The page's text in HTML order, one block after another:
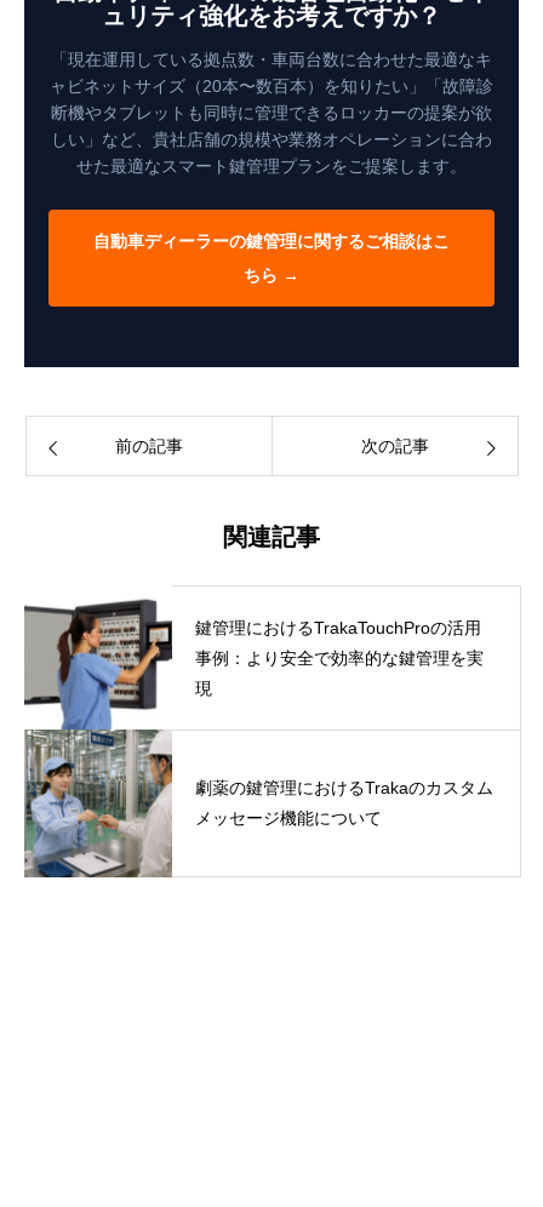
ュリティ強化をお考えですか？
「現在運用している拠点数・車両台数に合わせた最適なキ
ャビネットサイズ（20本〜数百本）を知りたい」「故障診
断機やタブレットも同時に管理できるロッカーの提案が欲
しい」など、貴社店舗の規模や業務オペレーションに合わ
せた最適なスマート鍵管理プランをご提案します。
自動車ディーラーの鍵管理に関するご相談はこ
ちら →
前の記事 次の記事
関連記事
鍵管理におけるTrakaTouchProの活用
事例：より安全で効率的な鍵管理を実
現
劇薬の鍵管理におけるTrakaのカスタム
メッセージ機能について